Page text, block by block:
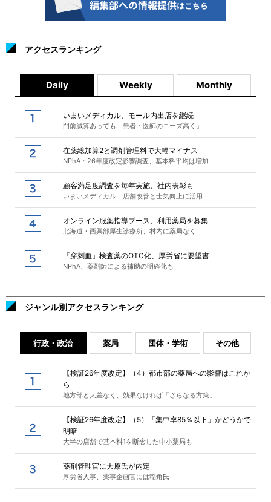
アクセスランキング
Daily Weekly Monthly
いまいメディカル、モール内出店を継続
門前減算あっても「患者・医師のニーズ高く」
在薬総加算2と調剤管理料で大幅マイナス
NPhA・26年度改定影響調査、基本料平均は増加
顧客満足度調査を毎年実施、社内表彰も
いまいメディカル 店舗改善と士気向上に活用
オンライン服薬指導ブース、利用薬局を募集
北海道・西興部厚生診療所、村内に薬局なく
「穿刺血」検査薬のOTC化、厚労省に要望書
NPhA、薬剤師による補助の明確化も
ジャンル別アクセスランキング
行政・政治 薬局 団体・学術 その他
【検証26年度改定】（4）都市部の薬局への影響はこれか
ら
地方部と大差なく、効果なければ「さらなる方策」
【検証26年度改定】（5）「集中率85％以下」かどうかで
明暗
大半の店舗で基本料1を断念した中小薬局も
薬剤管理官に大原氏が内定
厚労省人事、薬事企画官には稲角氏